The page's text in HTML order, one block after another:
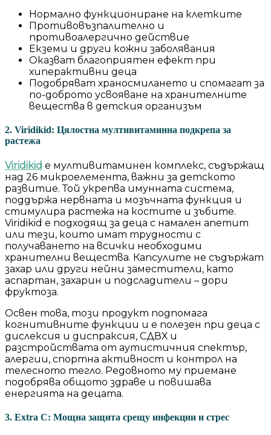
Нормално функциониране на клетките
Противовъзпалително и
противоалергично действие
Екземи и други кожни заболявания
Оказват благоприятен ефект при
хиперактивни деца
Подобряват храносмилането и спомагат за
по-доброто усвояване на хранителните
вещества в детския организъм
2. Viridikid: Цялостна мултивитаминна подкрепа за
растежа
Viridikid е мултивитаминен комплекс, съдържащ
над 26 микроелемента, важни за детското
развитие. Той укрепва имунната система,
поддържа нервната и мозъчната функция и
стимулира растежа на костите и зъбите.
Viridikid е подходящ за деца с намален апетит
или тези, които имат трудности с
получаването на всички необходими
хранителни вещества. Капсулите не съдържат
захар или други нейни заместители, като
аспартан, захарин и подсладители – дори
фруктоза.
Освен това, този продукт подпомага
когнитивните функции и е полезен при деца с
дислексия и диспраксия, СДВХ и
разстройствата от аутистичния спектър,
алергии, спортна активност и контрол на
телесното тегло. Редовното му приемане
подобрява общото здраве и повишава
енергията на децата.
3. Extra C: Мощна защита срещу инфекции и стрес